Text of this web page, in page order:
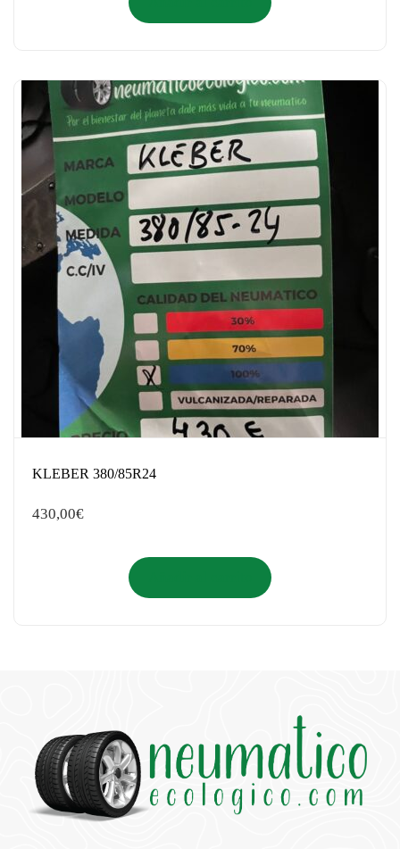
KLEBER 380/85R24
430,00€